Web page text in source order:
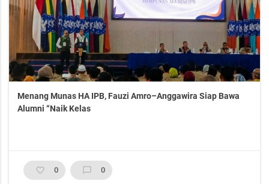
Menang Munas HA IPB, Fauzi Amro–Anggawira Siap Bawa
Alumni “Naik Kelas
favorite_border 0 chat_bubble_outline 0